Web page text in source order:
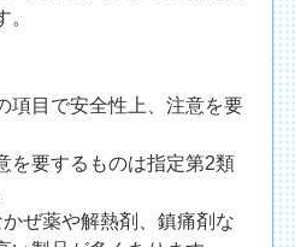
項目で安全性上、注意を要
を要するものは指定第2類
ぜ薬や解熱剤、鎮痛剤な